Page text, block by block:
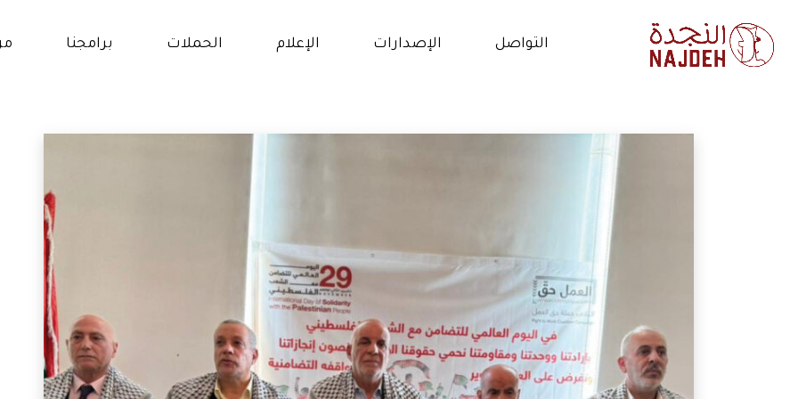
التواصل
أعمل معنا
التطوع
الإصدارات الإعلام الحملات برامجنا
الفتيات